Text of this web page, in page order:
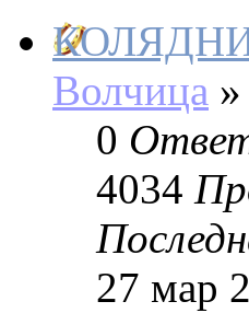
Волчица »
0
4034
27 мар